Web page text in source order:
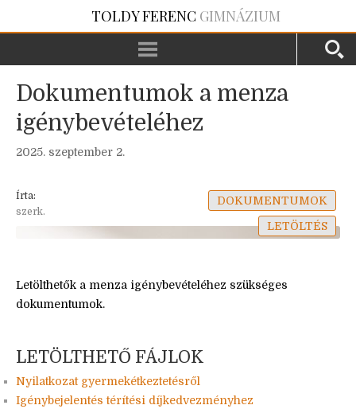
TOLDY FERENC GIMNÁZIUM
Dokumentumok a menza
igénybevételéhez
2025. szeptember 2.
Írta:
szerk.
DOKUMENTUMOK
LETÖLTÉS
Letölthetők a menza igénybevételéhez szükséges
dokumentumok.
LETÖLTHETŐ FÁJLOK
Nyilatkozat gyermekétkeztetésről
Igénybejelentés térítési díjkedvezményhez